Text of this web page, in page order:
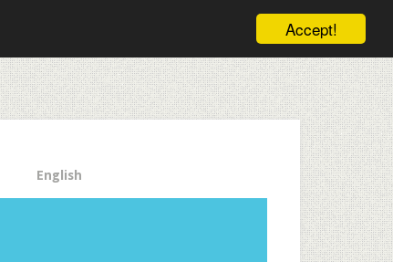
Accept!
English